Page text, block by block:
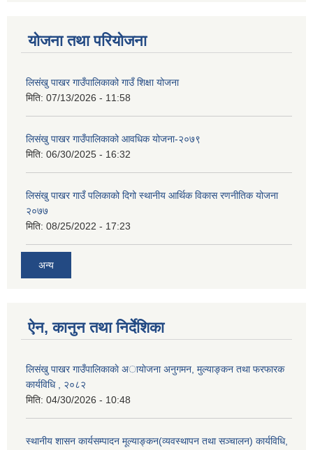
योजना तथा परियोजना
लिसंखु पाखर गाउँपालिकाको गाउँ शिक्षा योजना
मिति: 07/13/2026 - 11:58
लिसंखु पाखर गाउँपालिकाको आवधिक योजना-२०७९
मिति: 06/30/2025 - 16:32
लिसंखु पाखर गाउँ पलिकाको दिगो स्थानीय आर्थिक विकास रणनीतिक योजना
२०७७
मिति: 08/25/2022 - 17:23
अन्य
ऐन, कानुन तथा निर्देशिका
लिसंखु पाखर गाउँपालिकाकाे अायाेजना अनुगमन, मुल्याङ्कन तथा फरफारक
कार्यविधि , २०८२
मिति: 04/30/2026 - 10:48
स्थानीय शासन कार्यसम्पादन मूल्याङ्कन(व्यवस्थापन तथा सञ्चालन) कार्यविधि,